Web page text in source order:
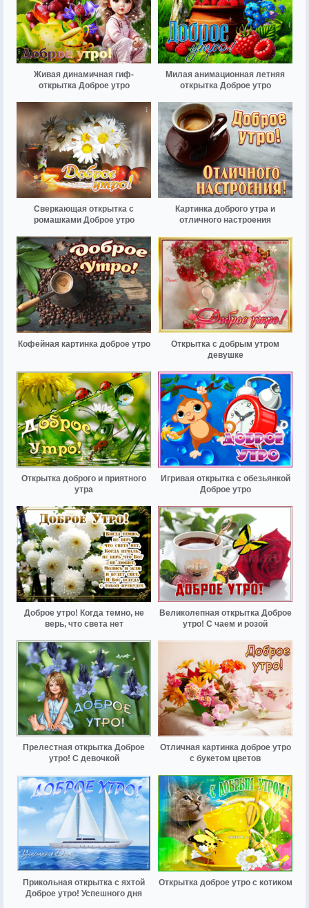
Живая динамичная гиф-
открытка Доброе утро
Милая анимационная летняя
открытка Доброе утро
Сверкающая открытка с
ромашками Доброе утро
Картинка доброго утра и
отличного настроения
Кофейная картинка доброе утро
Открытка с добрым утром
девушке
Открытка доброго и приятного
утра
Игривая открытка с обезьянкой
Доброе утро
Доброе утро! Когда темно, не
верь, что света нет
Великолепная открытка Доброе
утро! С чаем и розой
Прелестная открытка Доброе
утро! С девочкой
Отличная картинка доброе утро
с букетом цветов
Прикольная открытка с яхтой
Доброе утро! Успешного дня
Открытка доброе утро с котиком